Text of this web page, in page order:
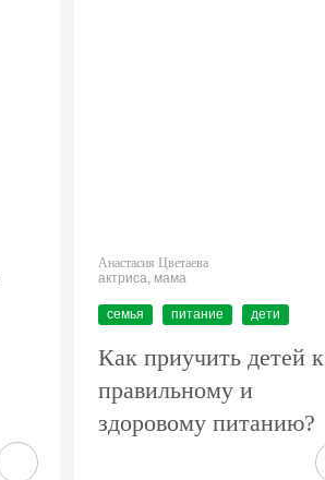
Анастасия Цветаева
актриса, мама
семья питание дети
Как приучить детей к
правильному и
здоровому питанию?